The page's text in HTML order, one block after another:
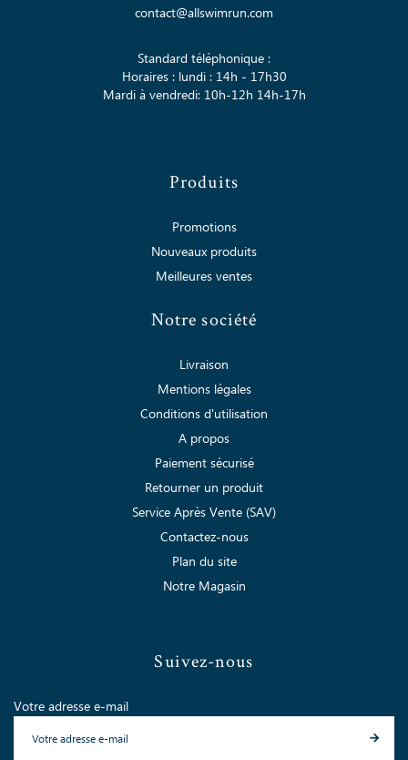
contact@allswimrun.com
Standard téléphonique :
Horaires : lundi : 14h - 17h30
Mardi à vendredi: 10h-12h 14h-17h
Produits
Promotions
Nouveaux produits
Meilleures ventes
Notre société
Livraison
Mentions légales
Conditions d'utilisation
A propos
Paiement sécurisé
Retourner un produit
Service Après Vente (SAV)
Contactez-nous
Plan du site
Notre Magasin
Suivez-nous
Votre adresse e-mail